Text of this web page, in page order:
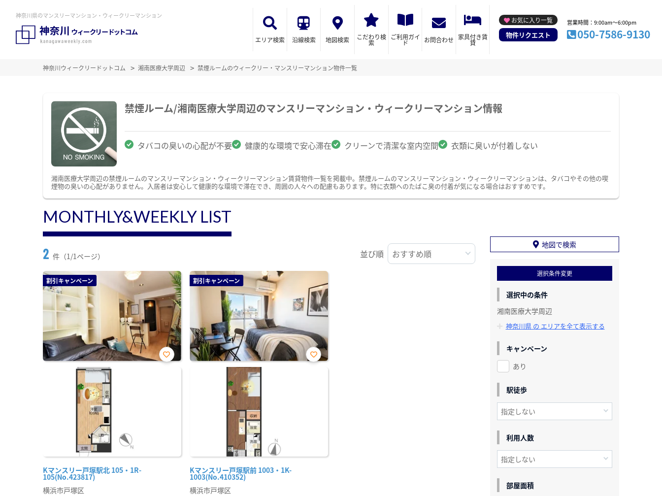
神奈川県のマンスリーマンション・ウィークリーマンション
エリア検索 沿線検索 地図検索 こだわり検
索
ご利用ガイ
ド お問合わせ 家具付き賃
貸
お気に入り一覧
物件リクエスト
営業時間：9:00am～6:00pm
050-7586-9130
神奈川ウィークリードットコム 湘南医療大学周辺 禁煙ルームのウィークリー・マンスリーマンション物件一覧
禁煙ルーム/湘南医療大学周辺のマンスリーマンション・ウィークリーマンション情報
タバコの臭いの心配が不要 健康的な環境で安心滞在 クリーンで清潔な室内空間 衣類に臭いが付着しない
湘南医療大学周辺の禁煙ルームのマンスリーマンション・ウィークリーマンション賃貸物件一覧を掲載中。禁煙ルームのマンスリーマンション・ウィークリーマンションは、タバコやその他の喫
煙物の臭いの心配がありません。入居者は安心して健康的な環境で滞在でき、周囲の人々への配慮もあります。特に衣類へのたばこ臭の付着が気になる場合はおすすめです。
MONTHLY&WEEKLY LIST
2 件（1/1ページ） 並び順
割引キャンペーン
Kマンスリー戸塚駅北 105・1R-
105(No.423817)
お気
横浜市戸塚区
割引キャンペーン
Kマンスリー戸塚駅前 1003・1K-
1003(No.410352)
お気
横浜市戸塚区
地図で検索
選択条件変更
選択中の条件
湘南医療大学周辺
神奈川県 の エリアを全て表示する
キャンペーン
あり
駅徒歩
利用人数
部屋面積